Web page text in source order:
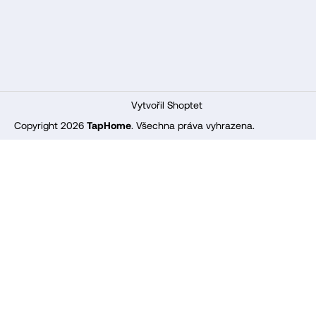
Vytvořil Shoptet
Copyright 2026 TapHome. Všechna práva vyhrazena.